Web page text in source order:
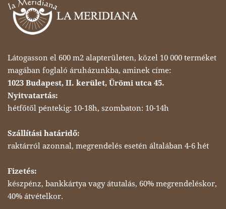
Látogasson el 600 m2 alapterületen, közel 10 000 terméket
magában foglaló áruházunkba, aminek címe:
1023 Budapest, II. kerület, Ürömi utca 45.
Nyitvatartás:
hétfőtől péntekig: 10-18h, szombaton: 10-14h
Szállítási határidő:
raktárról azonnal, megrendelés esetén általában 4-6 hét
Fizetés:
készpénz, bankkártya vagy átutalás, 60% megrendeléskor,
40% átvételkor.